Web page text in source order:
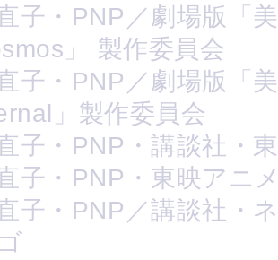
子・PNP／劇場版「
」 製作委員会
子・PNP／劇場版「
」製作委員会
子・PNP・講談社・
子・PNP・東映アニ
子・PNP／講談社・